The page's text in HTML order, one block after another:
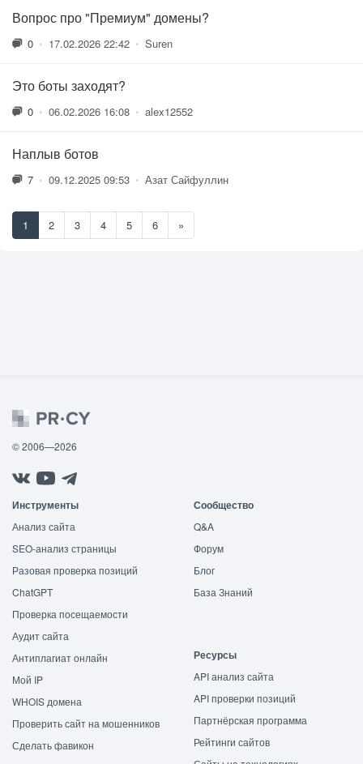
Вопрос про "Премиум" домены?
0 • 17.02.2026 22:42 • Suren
Это боты заходят?
0 • 06.02.2026 16:08 • alex12552
Наплыв ботов
7 • 09.12.2025 09:53 • Азат Сайфуллин
1 2 3 4 5 6 »
© 2006—2026
Инструменты
Анализ сайта
SEO-анализ страницы
Разовая проверка позиций
ChatGPT
Проверка посещаемости
Аудит сайта
Антиплагиат онлайн
Мой IP
WHOIS домена
Проверить сайт на мошенников
Сделать фавикон
Сообщество
Q&A
Форум
Блог
База Знаний
Ресурсы
API анализ сайта
API проверки позиций
Партнёрская программа
Рейтинги сайтов